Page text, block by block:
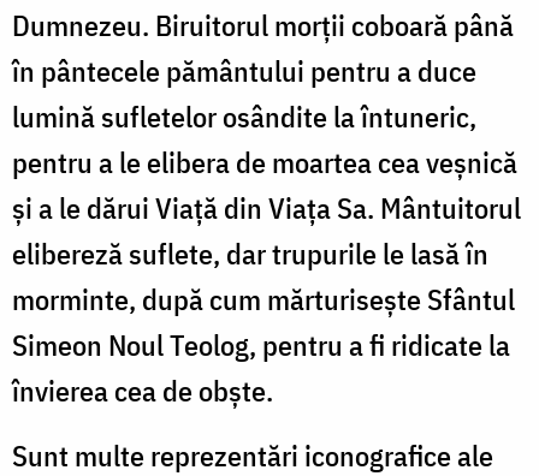
Dumnezeu. Biruitorul morții coboară până
în pântecele pământului pentru a duce
lumină sufletelor osândite la întuneric,
pentru a le elibera de moartea cea veșnică
și a le dărui Viață din Viața Sa. Mântuitorul
elibereză suflete, dar trupurile le lasă în
morminte, după cum mărturisește Sfântul
Simeon Noul Teolog, pentru a fi ridicate la
învierea cea de obște.
Sunt multe reprezentări iconografice ale